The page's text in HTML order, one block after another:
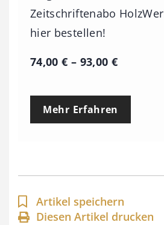
Zeitschriftenabo
hier bestellen!
74,00€ – 93,00 €P
e
p
a
n
Mehr Erfahren
Artikel speichern
Diesen Artikel drucken